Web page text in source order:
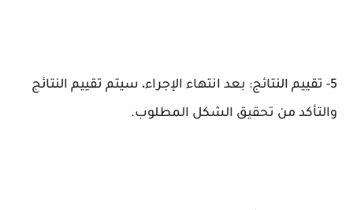
5- تقييم النتائج: بعد انتهاء الإجراء، سيتم تقييم النتائج
والتأكد من تحقيق الشكل المطلوب.